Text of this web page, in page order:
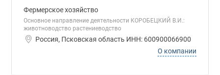
Фермерское хозяйство
Основное направление деятельности КОРОБЕЦКИЙ В.И.:
животноводство растениеводство
Россия, Псковская область ИНН: 600900066900
О компании